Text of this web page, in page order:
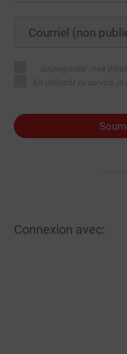
Connexion avec: